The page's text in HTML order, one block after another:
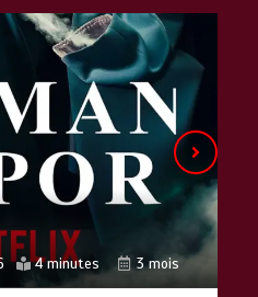
4 minutes 3 mois